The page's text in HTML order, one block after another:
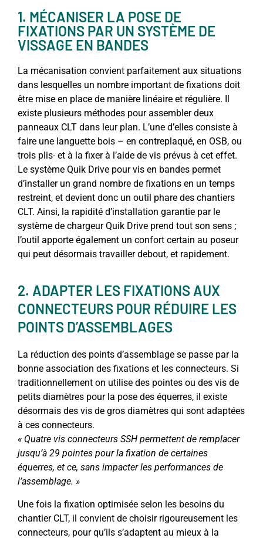
1. MÉCANISER LA POSE DE
FIXATIONS PAR UN SYSTÈME DE
VISSAGE EN BANDES
La mécanisation convient parfaitement aux situations
dans lesquelles un nombre important de fixations doit
être mise en place de manière linéaire et régulière. Il
existe plusieurs méthodes pour assembler deux
panneaux CLT dans leur plan. L’une d’elles consiste à
faire une languette bois – en contreplaqué, en OSB, ou
trois plis- et à la fixer à l’aide de vis prévus à cet effet.
Le système Quik Drive pour vis en bandes permet
d’installer un grand nombre de fixations en un temps
restreint, et devient donc un outil phare des chantiers
CLT. Ainsi, la rapidité d’installation garantie par le
système de chargeur Quik Drive prend tout son sens ;
l’outil apporte également un confort certain au poseur
qui peut désormais travailler debout, et rapidement.
2. ADAPTER LES FIXATIONS AUX
CONNECTEURS POUR RÉDUIRE LES
POINTS D’ASSEMBLAGES
La réduction des points d’assemblage se passe par la
bonne association des fixations et les connecteurs. Si
traditionnellement on utilise des pointes ou des vis de
petits diamètres pour la pose des équerres, il existe
désormais des vis de gros diamètres qui sont adaptées
à ces connecteurs.
« Quatre vis connecteurs SSH permettent de remplacer
jusqu’à 29 pointes pour la fixation de certaines
équerres, et ce, sans impacter les performances de
l’assemblage. »
Une fois la fixation optimisée selon les besoins du
chantier CLT, il convient de choisir rigoureusement les
connecteurs, pour qu’ils s’adaptent au mieux à la